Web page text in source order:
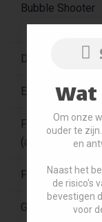
Bubble Shooter
Diamond
Escape
Find It Mordillo
(aanrader)
Fun Towers
Girls Only
Om onze
ouder te
en
Naast het
de risico's
bevestigen
voor